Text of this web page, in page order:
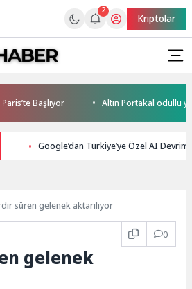
2
Kriptolar
Başlıyor Altın Portakal ödüllü
Google’dan Türkiye’ye Özel AI
süren gelenek aktarılıyor
0
gelenek